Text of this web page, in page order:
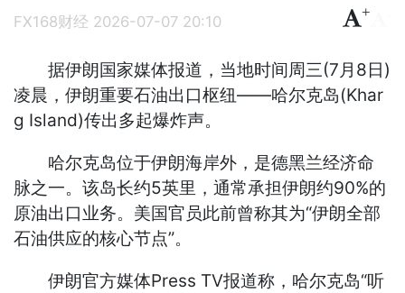
FX168财经 2026-07-07 20:10
+
据伊朗国家媒体报道，当地时间周三(7月8日)
凌晨，伊朗重要石油出口枢纽——哈尔克岛(Khar
g Island)传出多起爆炸声。
哈尔克岛位于伊朗海岸外，是德黑兰经济命
脉之一。该岛长约5英里，通常承担伊朗约90%的
原油出口业务。美国官员此前曾称其为“伊朗全部
石油供应的核心节点”。
伊朗官方媒体Press TV报道称，哈尔克岛“听